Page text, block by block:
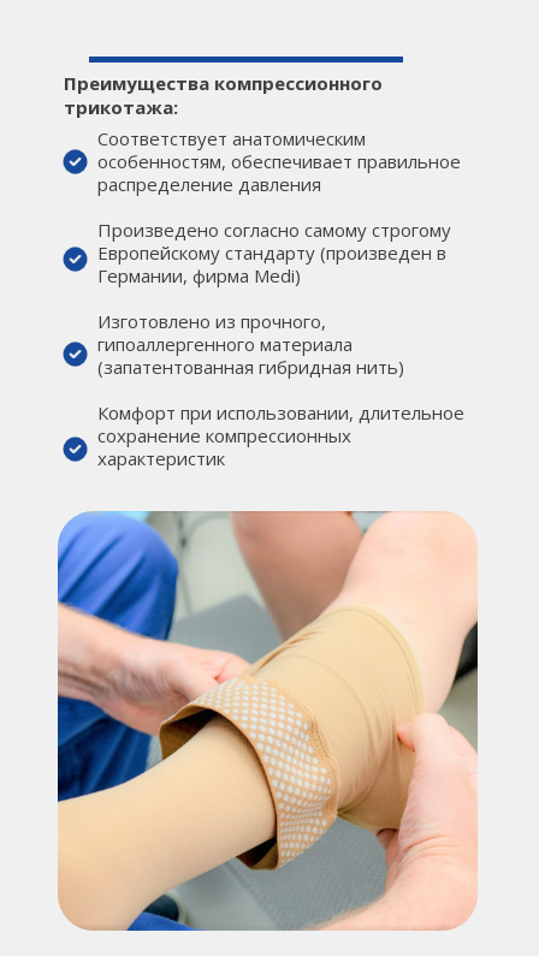
Соответствует анатомическим
особенностям, обеспечивает правильное
распределение давления
Произведено согласно самому строгому
Европейскому стандарту (произведен в
Германии, фирма Medi)
Изготовлено из прочного,
гипоаллергенного материала
(запатентованная гибридная нить)
Комфорт при использовании, длительное
сохранение компрессионных
характеристик
Преимущества компрессионного
трикотажа: